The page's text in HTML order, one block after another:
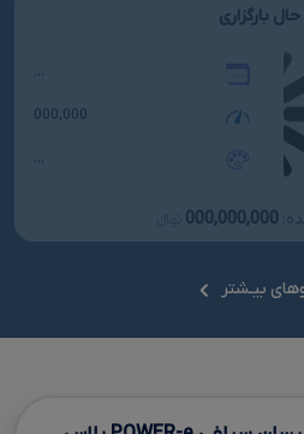
بارگزاری
...
000,000
...
000,000,000
بیـشتر